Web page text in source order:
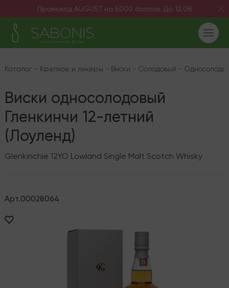
Промокод AUGUST на 5000 баллов. До 12.08
Каталог - Крепкое и ликёры - Виски - Солодовый -
Виски односолодовый
Гленкинчи 12-летний
(Лоуленд)
Glenkinchie 12YO Lowland Single Malt Scotch Whisky
Арт.00028064